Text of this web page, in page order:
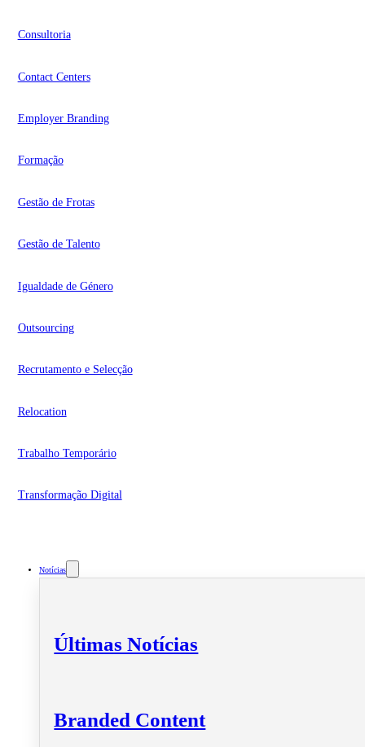
Consultoria
Contact Centers
Employer Branding
Formação
Gestão de Frotas
Gestão de Talento
Igualdade de Género
Outsourcing
Recrutamento e Selecção
Relocation
Trabalho Temporário
Transformação Digital
Notícias
Últimas Notícias
Branded Content